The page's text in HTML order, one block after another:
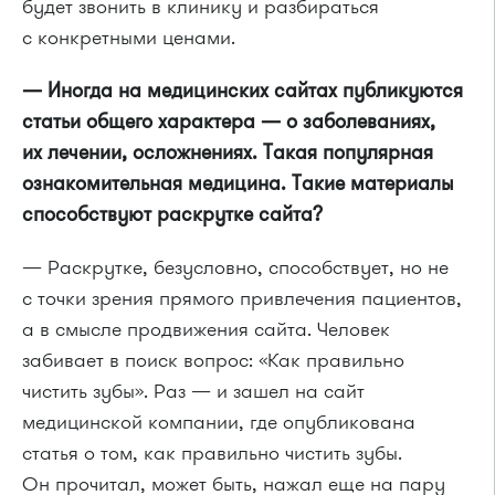
будет звонить в клинику и разбираться
с конкретными ценами.
— Иногда на медицинских сайтах публикуются
статьи общего характера — о заболеваниях,
их лечении, осложнениях. Такая популярная
ознакомительная медицина. Такие материалы
способствуют раскрутке сайта?
— Раскрутке, безусловно, способствует, но не
с точки зрения прямого привлечения пациентов,
а в смысле продвижения сайта. Человек
забивает в поиск вопрос: «Как правильно
чистить зубы». Раз — и зашел на сайт
медицинской компании, где опубликована
статья о том, как правильно чистить зубы.
Он прочитал, может быть, нажал еще на пару